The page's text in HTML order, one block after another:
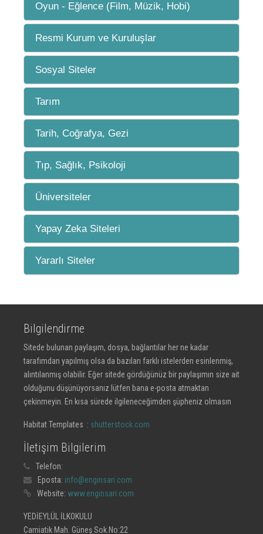
Oyun - Eğlence (Film, Müzik, Hobi)
Resmi Kurum ve Kuruluşlar
Sosyal Siteler
Tarım
Tarih, Coğrafya, Gezi
Tıp, Sağlık, Psikoloji
Üniversiteler
Yapay Zeka Siteleri
Yararlı Siteler
Bilgilendirme
Sitede bulunan paylaşım, dosya, bağlantılar her ne kadar
tarafımdan yapılmış olsa da bazıları farklı istelerden esinlenmiş,
alıntılanmış olabilir. Eğer sitede gördüğünüz bir paylaşımın size ait
olduğunu düşünüyorsanız lütfen bana e-posta atmaktan
çekinmeyin. En kısa sürede ilgileneceğimden şüpheniz olmasın
Habitat Templates : shutterstock.com
İletişim Bilgilerim
Telefon:
Eposta: info@enginsari.com
Website: www.enginsari.com
YEDİEYLÜL İLKOKULU
Camiatik Mah. Güneş Sok.No:22